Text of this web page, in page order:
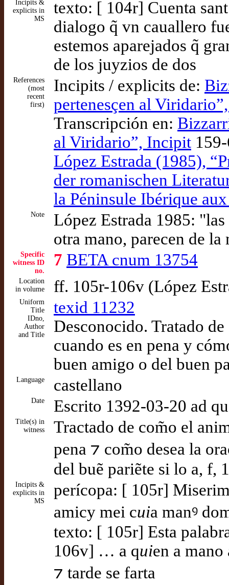
Incipits &
explicits in
MS
texto: [ 104r] Cuenta
dialogo q̃ vn cauallero
estemos aparejados q̃
de los juyzios de dos
References
(most
recent
first)
Incipits / explicits de:
pertenesçen al
Transcripción en:
al Viridario”, Incipit
López Estrada (1985),
der romanischen
la Péninsule Ibérique
Note
López Estrada 1985:
otra mano, parecen de la
Specific
witness ID
no.
7 BETA cnum 13754
Location
in volume
ff. 105r-106v (López
Uniform
Title
IDno,
Author
and Title
texid 11232
Desconocido. Tratado
cuando es en pena y
buen amigo o del buen
Language castellano
Date Escrito 1392-03-20 ad
Title(s) in
witness
Tractado de com̃o el
pena ⁊ com̃o desea la
del buẽ pariẽte si lo a, f,
Incipits &
explicits in
MS
perícopa: [ 105r]
amicy mei cuia manꝰ
texto: [ 105r] Esta
106v] … a quien a
⁊ tarde se farta